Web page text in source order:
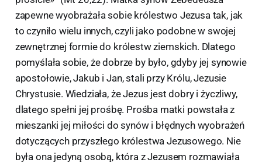
zapewne wyobrażała sobie królestwo Jezusa tak, jak
to czyniło wielu innych, czyli jako podobne w swojej
zewnętrznej formie do królestw ziemskich. Dlatego
pomyślała sobie, że dobrze by było, gdyby jej synowie
apostołowie, Jakub i Jan, stali przy Królu, Jezusie
Chrystusie. Wiedziała, że Jezus jest dobry i życzliwy,
dlatego spełni jej prośbę. Prośba matki powstała z
mieszanki jej miłości do synów i błędnych wyobrażeń
dotyczących przyszłego królestwa Jezusowego. Nie
była ona jedyną osobą, która z Jezusem rozmawiała